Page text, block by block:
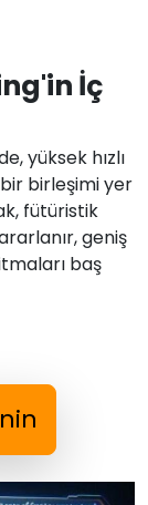
İç
yüksek hızlı
birleşimi yer
fütüristik
geniş
baş